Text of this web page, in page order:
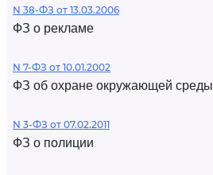
N 38-ФЗ от 13.03.2006
ФЗ о рекламе
N 7-ФЗ от 10.01.2002
ФЗ об охране окружающей среды
N 3-ФЗ от 07.02.2011
ФЗ о полиции